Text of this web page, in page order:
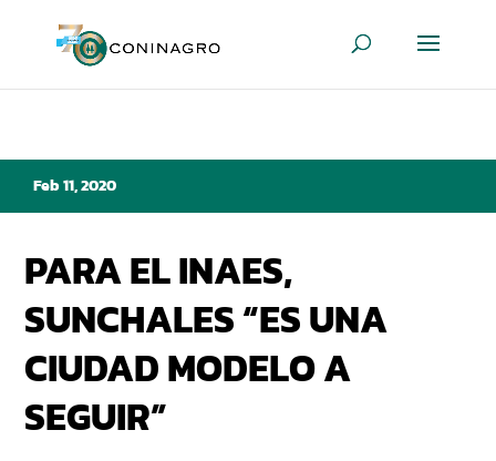
Feb 11, 2020
PARA EL INAES,
SUNCHALES “ES UNA
CIUDAD MODELO A
SEGUIR”